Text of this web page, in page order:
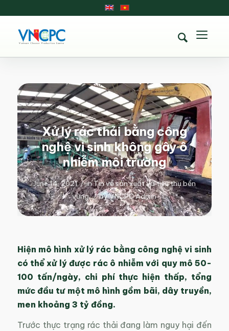
Xử lý rác thải bằng công
nghệ vi sinh không gây ô
nhiễm môi trường
June 14, 2021 / inTin về sản xuất và tiêu thụ bền
vững / byVNCPC Admin
Hiện mô hình xử lý rác bằng công nghệ vi sinh
có thể xử lý được rác ô nhiễm với quy mô 50-
100 tấn/ngày, chi phí thực hiện thấp, tổng
mức đầu tư một mô hình gồm bãi, dây truyền,
men khoảng 3 tỷ đồng.
Trước thực trạng rác thải đang làm nguy hại đến